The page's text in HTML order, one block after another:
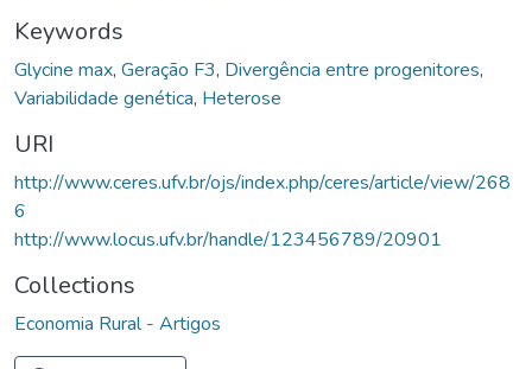
Keywords
Glycine max, Geração F3, Divergência entre progenitores,
Variabilidade genética, Heterose
URI
http://www.ceres.ufv.br/ojs/index.php/ceres/article/view/268
6
http://www.locus.ufv.br/handle/123456789/20901
Collections
Economia Rural - Artigos